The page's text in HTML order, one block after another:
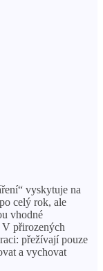
vyskytuje na
celý rok, ale
vhodné
V přirozených
přežívají pouze
a vychovat